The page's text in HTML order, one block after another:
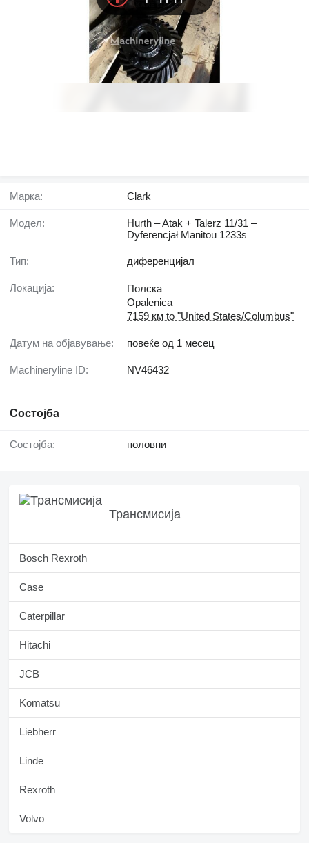
Марка: Clark
Модел:
Hurth – Atak + Talerz 11/31 –
Dyferencjał Manitou 1233s
Тип: диференцијал
Локација:
Полска
Opalenica
7159 км to "United States/Columbus"
Датум на објавување: повеќе од 1 месец
Machineryline ID: NV46432
Состојба
Состојба: половни
Трансмисија
Bosch Rexroth
Case
Caterpillar
Hitachi
JCB
Komatsu
Liebherr
Linde
Rexroth
Volvo